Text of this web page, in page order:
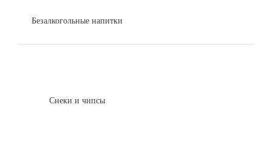
Безалкогольные напитки
Снеки и чипсы